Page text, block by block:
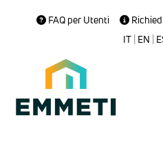
FAQ per Utenti
IT| EN |